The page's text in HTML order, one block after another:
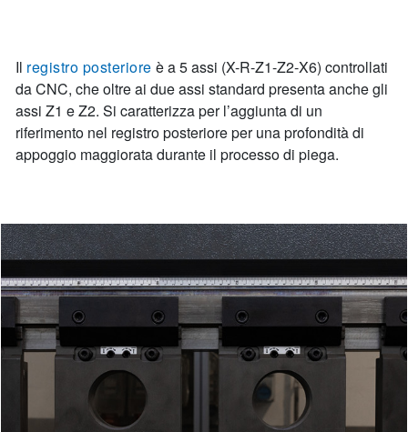
Il registro posteriore è a 5 assi (X-R-Z1-Z2-X6) controllati
da CNC, che oltre ai due assi standard presenta anche gli
assi Z1 e Z2. Si caratterizza per l’aggiunta di un
riferimento nel registro posteriore per una profondità di
appoggio maggiorata durante il processo di piega.